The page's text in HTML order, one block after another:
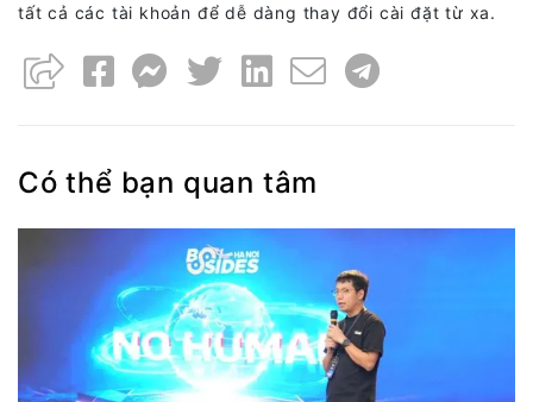
tất cả các tài khoản để dễ dàng thay đổi cài đặt từ xa.
Có thể bạn quan tâm